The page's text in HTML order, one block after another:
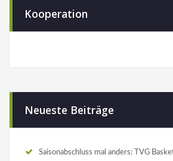
Kooperation
Neueste Beiträge
Saisonabschluss mal anders: TVG